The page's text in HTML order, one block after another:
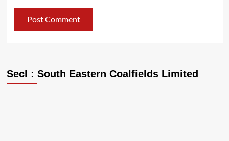
Secl : South Eastern Coalfields Limited